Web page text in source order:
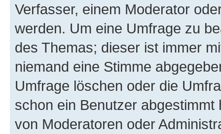
Verfasser, einem Moderator
werden. Um eine Umfrage zu
des Themas; dieser ist immer
niemand eine Stimme
Umfrage löschen oder die
schon ein Benutzer
von Moderatoren oder